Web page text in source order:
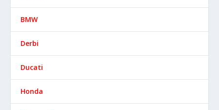
BMW
Derbi
Ducati
Honda